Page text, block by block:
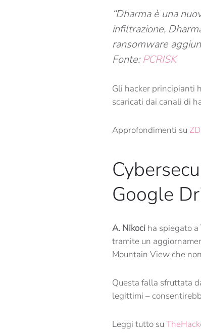
“Dharmaè una
infiltrazione,
ransomware
Fonte:PCRISK
Gli hacker principianti
scaricati dai canali di
Approfondimenti su
Google
A. Nikoci ha spiegato a
tramite un
Mountain View che
Questa falla sfruttata
legittimi –
Leggi tutto su